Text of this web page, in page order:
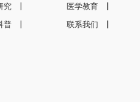
究 医学教育
普 联系我们